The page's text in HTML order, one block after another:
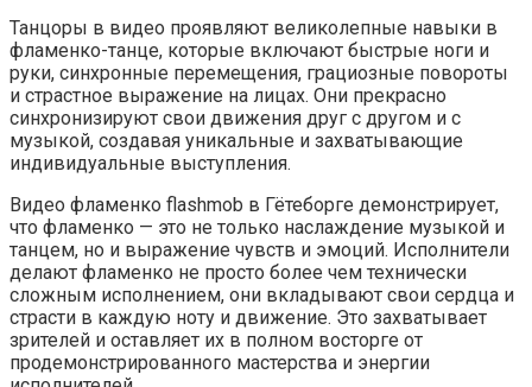
Танцоры в видео проявляют великолепные навыки в
фламенко-танце, которые включают быстрые ноги и
руки, синхронные перемещения, грациозные повороты
и страстное выражение на лицах. Они прекрасно
синхронизируют свои движения друг с другом и с
музыкой, создавая уникальные и захватывающие
индивидуальные выступления.
Видео фламенко flashmob в Гётеборге демонстрирует,
что фламенко — это не только наслаждение музыкой и
танцем, но и выражение чувств и эмоций. Исполнители
делают фламенко не просто более чем технически
сложным исполнением, они вкладывают свои сердца и
страсти в каждую ноту и движение. Это захватывает
зрителей и оставляет их в полном восторге от
продемонстрированного мастерства и энергии